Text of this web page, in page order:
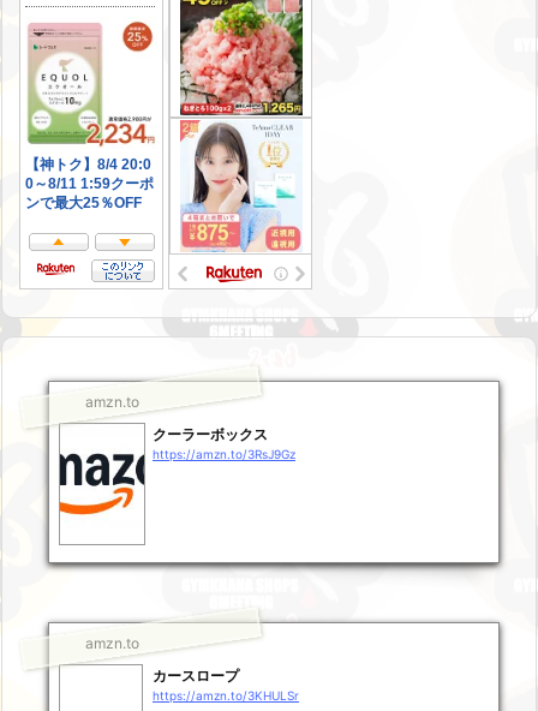
amzn.to
クーラーボックス
https://amzn.to/3RsJ9Gz
amzn.to
カースロープ
https://amzn.to/3KHULSr